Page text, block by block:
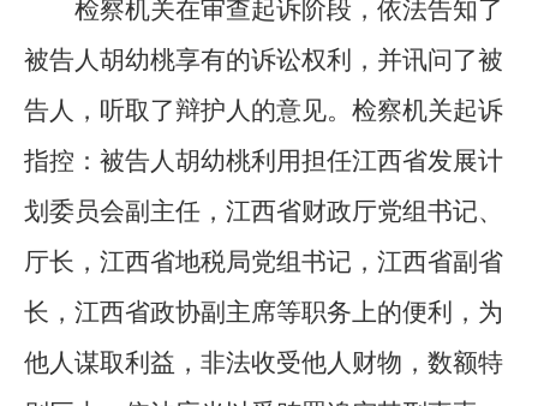
检察机关在审查起诉阶段，依法告知了
被告人胡幼桃享有的诉讼权利，并讯问了被
告人，听取了辩护人的意见。检察机关起诉
指控：被告人胡幼桃利用担任江西省发展计
划委员会副主任，江西省财政厅党组书记、
厅长，江西省地税局党组书记，江西省副省
长，江西省政协副主席等职务上的便利，为
他人谋取利益，非法收受他人财物，数额特